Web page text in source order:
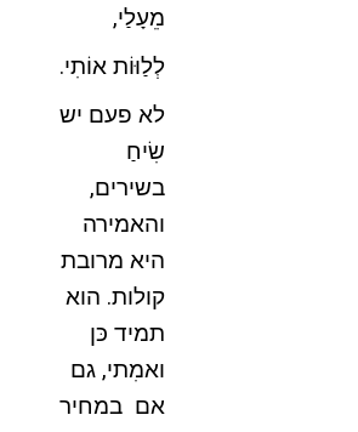
מֵעָלַי,
לְלַוּוֹת אוֹתִי.
לא פעם יש
שִׂיחַ
בשירים,
והאמירה
היא מרובת
קולות. הוא
תמיד כּן
ואמִתי, גם
אם במחיר